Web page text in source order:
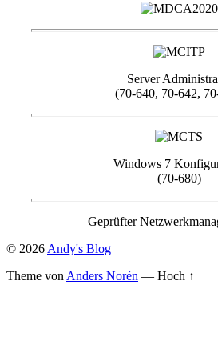
Server
(70-640, 70-642,
Windows 7
(70-680)
Geprüfter
© 2026 Andy's Blog
Theme von Anders Norén — Hoch ↑